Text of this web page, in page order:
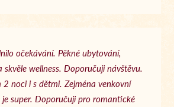
očekávání. Pěkné ubytování,
wellness. Doporučuji návštěvu.
noci i s dětmi. Zejména venkovní
super. Doporučuji pro romantické